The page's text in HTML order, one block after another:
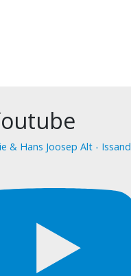
& Hans Joosep Alt - Issand